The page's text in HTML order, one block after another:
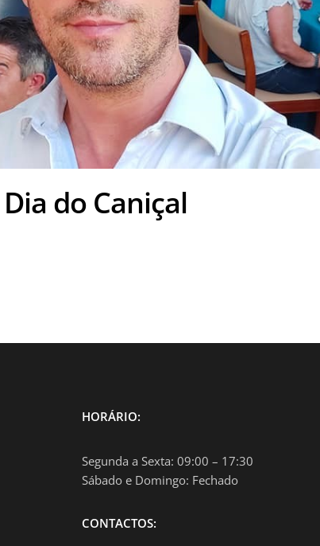
do Caniçal
HORÁRIO:
Segunda a Sexta: 09:00 – 17:30
Sábado e Domingo: Fechado
CONTACTOS: